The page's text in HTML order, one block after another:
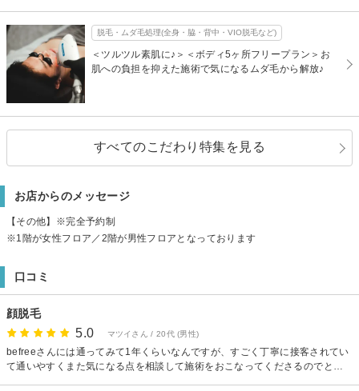
脱毛・ムダ毛処理(全身・脇・背中・VIO脱毛など)
＜ツルツル素肌に♪＞＜ボディ5ヶ所フリープラン＞お
肌への負担を抑えた施術で気になるムダ毛から解放♪
すべてのこだわり特集を見る
お店からのメッセージ
【その他】※完全予約制
※1階が女性フロア／2階が男性フロアとなっております
口コミ
顔脱毛
5.0 マツイさん / 20代 (男性)
befreeさんには通ってみて1年くらいなんですが、すごく丁寧に接客されてい
て通いやすくまた気になる点を相談して施術をおこなってくださるのでとて